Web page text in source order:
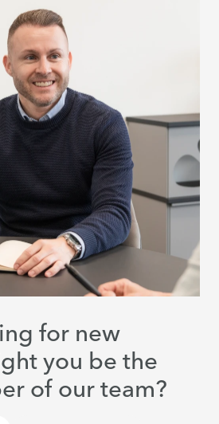
for new
you be the
of our team?